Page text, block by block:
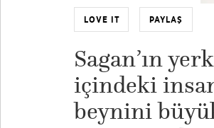
LOVE IT PAYLAŞ
Sagan’ın
içindeki
beynini